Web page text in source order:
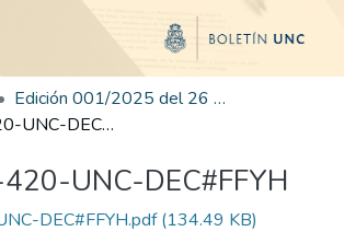
Edición 001/2025 del 26 de mayo de 2025
RD-2025-420-UNC-DEC#FFYH
UNC-DEC#FFYH
DEC#FFYH.pdf(134.49 KB)